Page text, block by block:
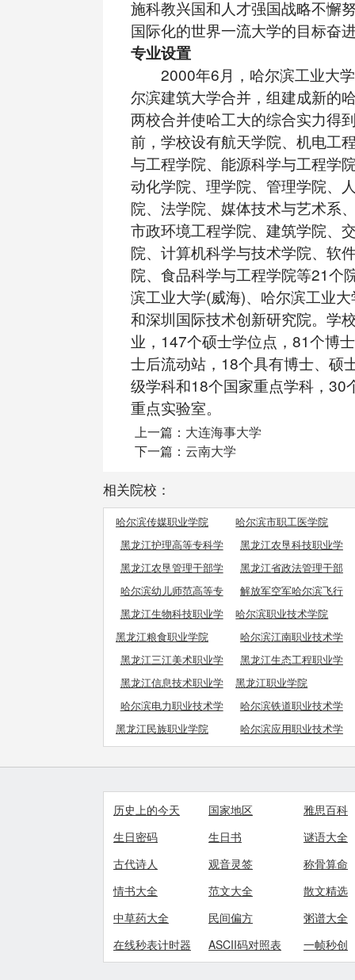
施科教兴国和人才强国战略不懈
国际化的世界一流大学的目标奋
专业设置
2000年6月，哈尔滨工业大学
尔滨建筑大学合并，组建成新的
两校合并使哈工大的综合实力得
前，学校设有航天学院、机电工
与工程学院、能源科学与工程学
动化学院、理学院、管理学院、
院、法学院、媒体技术与艺术系
市政环境工程学院、建筑学院、
院、计算机科学与技术学院、软
院、食品科学与工程学院等21个
滨工业大学(威海)、哈尔滨工业
和深圳国际技术创新研究院。学
业，147个硕士学位点，81个博
士后流动站，18个具有博士、硕
级学科和18个国家重点学科，30
重点实验室。
上一篇： 大连海事大学
下一篇： 云南大学
相关院校：
哈尔滨传媒职业学院
哈尔滨市职工医学院
黑龙江护理高等专科学
校
黑龙江农垦科技职业学
院
黑龙江农垦管理干部学
院
黑龙江省政法管理干部
学院
哈尔滨幼儿师范高等专
科学校
解放军空军哈尔滨飞行
学院
黑龙江生物科技职业学
院
哈尔滨职业技术学院
黑龙江粮食职业学院
哈尔滨江南职业技术学
院
黑龙江三江美术职业学
院
黑龙江生态工程职业学
院
黑龙江信息技术职业学
院
黑龙江职业学院
哈尔滨电力职业技术学
院
哈尔滨铁道职业技术学
院
黑龙江民族职业学院
哈尔滨应用职业技术学
院
历史上的今天 国家地区
雅思百科
生日密码
生日书
谜语大全
古代诗人
观音灵签
称骨算命
情书大全
范文大全
散文精选
中草药大全
民间偏方
粥谱大全
在线秒表计时器
ASCII码对照表 一帧秒创